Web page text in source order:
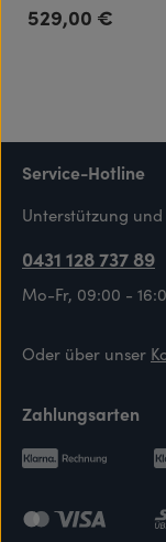
Regulärer Preis:
529,00 €
Service-Hotline
Unterstützung
0431 128 737 89
Mo-Fr, 09:00 -
Oder über unser
Zahlungsarten